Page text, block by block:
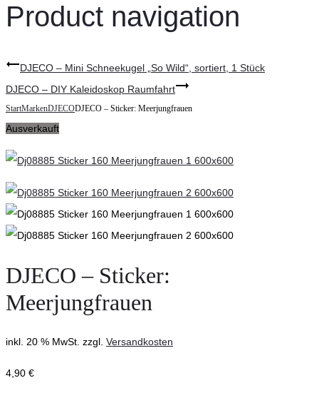
Product navigation
DJECO – Mini Schneekugel „So Wild“, sortiert, 1 Stück
DJECO – DIY Kaleidoskop Raumfahrt
StartMarkenDJECODJECO – Sticker: Meerjungfrauen
Ausverkauft
DJECO – Sticker:
Meerjungfrauen
inkl. 20 % MwSt. zzgl. Versandkosten
4,90 €